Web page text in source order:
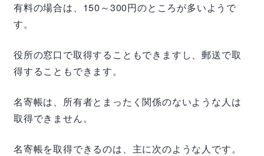
有料の場合は、 150 ～300円のところが多いようで
す。
役所の窓口で取得することもできますし、郵送で取
得することもできます。
名寄帳は、所有者とまったく関係のないような人は
取得できません。
名寄帳を取得できるのは、主に次のような人です。